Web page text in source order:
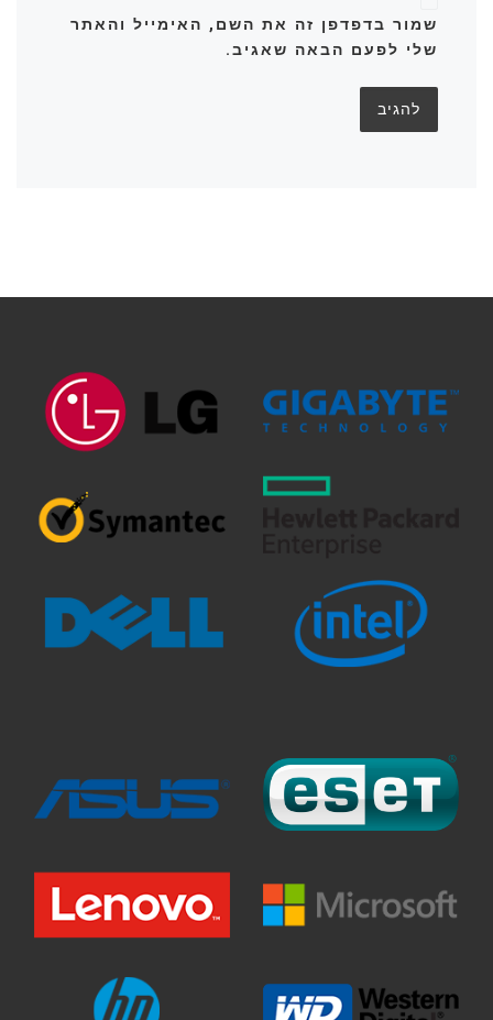
שמור בדפדפן זה את השם, האימייל והאתר
שלי לפעם הבאה שאגיב.